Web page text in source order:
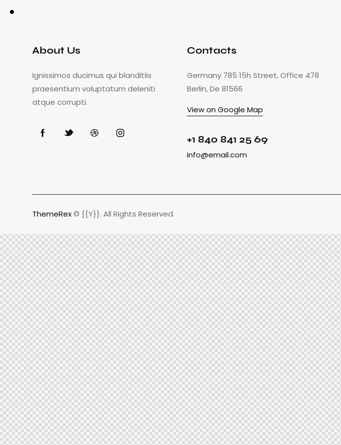
About Us
Ignissimos ducimus qui blanditiis
praesentium voluptatum deleniti
atque corrupti.
Contacts
Germany 785 15h Street, Office 478
Berlin, De 81566
View on Google Map
+1 840 841 25 69
info@email.com
ThemeRex© {{Y}}. All Rights Reserved.